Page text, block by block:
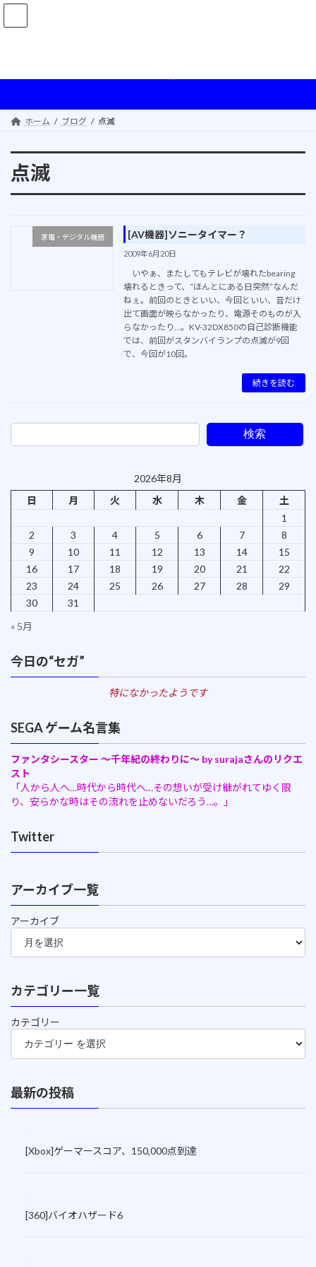
コ
へ
ナ
ョ
ホーム ブログ 点滅
点滅
家電・デジタル機器 [AV機器]ソニータイマー？
2009年6月20日
いやぁ、またしてもテレビが壊れたbearing
壊れるときって、“ほんとにある日突然”なんだ
ねぇ。前回のときといい、今回といい、音だけ
出て画面が映らなかったり、電源そのものが入
らなかったり…。KV-32DX850の自己診断機能
では、前回がスタンバイランプの点滅が9回
で、今回が10回。
続きを読む
検索
2026年8月
日
月 火 水 木 金
土
1
2
3 4 5 6 7
8
9
10 11 12 13 14
15
16
17 18 19 20 21
22
23
24 25 26 27 28
29
30
31
« 5月
今日の“セガ”
特になかったようです
SEGA ゲーム名言集
ファンタシースター ～千年紀の終わりに～ by surajaさんのリクエ
スト
「人から人へ…時代から時代へ…その想いが受け継がれてゆく限
り、安らかな時はその流れを止めないだろう…。」
Twitter
アーカイブ一覧
アーカイブ
カテゴリー一覧
カテゴリー
最新の投稿
[Xbox]ゲーマースコア、150,000点到達
[360]バイオハザード6